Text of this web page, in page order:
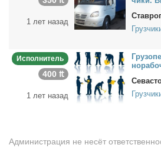
1 лет назад
Исполнитель
400 ₶
1 лет назад
Администрация не несёт